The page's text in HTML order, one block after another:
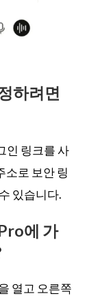
하려면
인 링크를 사
소로 보안 링
있습니다.
에 가
열고 오른쪽